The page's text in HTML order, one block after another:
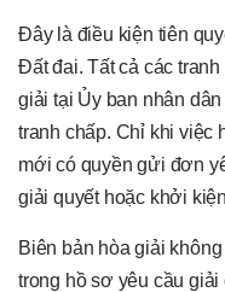
Đây là điều kiện tiên
Đất đai. Tất cả các
giải tại Ủy ban nhân
tranh chấp. Chỉ khi việc
mới có quyền gửi đơn
giải quyết hoặc khởi
Biên bản hòa giải
trong hồ sơ yêu cầu